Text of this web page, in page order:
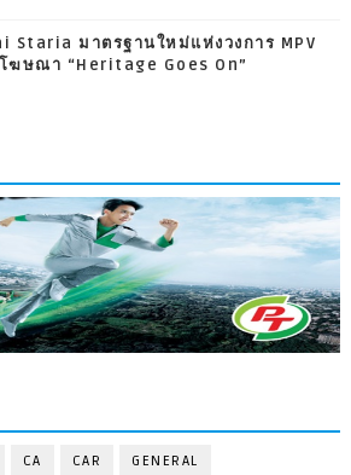
Staria มาตรฐานใหม่แห่งวงการ MPV
ฆษณา “Heritage Goes On”
CA CAR GENERAL